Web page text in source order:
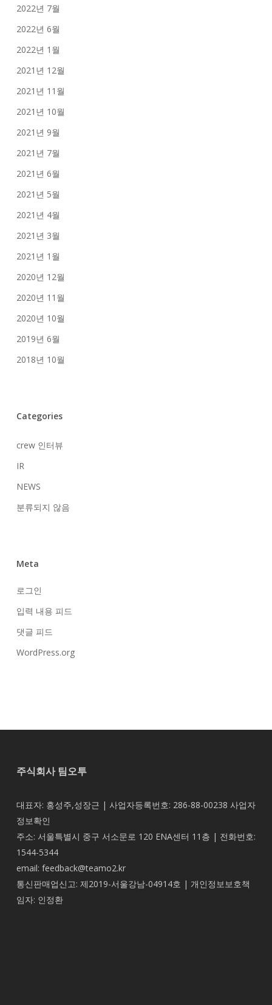
2022년 7월
2022년 6월
2022년 1월
2021년 12월
2021년 11월
2021년 10월
2021년 9월
2021년 7월
2021년 6월
2021년 5월
2021년 4월
2021년 3월
2021년 1월
2020년 12월
2020년 11월
2020년 10월
2019년 6월
2018년 10월
Categories
crew 인터뷰
IR
NEWS
분류되지 않음
Meta
로그인
입력 내용 피드
댓글 피드
WordPress.org
주식회사 팀오투
대표자: 홍성주,성장근 | 사업자등록번호: 286-88-00238 사업자
정보확인
주소: 서울특별시 중구 서소문로 120 ENA센터 11층 | 전화번호:
1544-5344
email: feedback@teamo2.kr
통신판매업신고: 제2019-서울강남-04914호 | 개인정보보호책
임자: 인정환